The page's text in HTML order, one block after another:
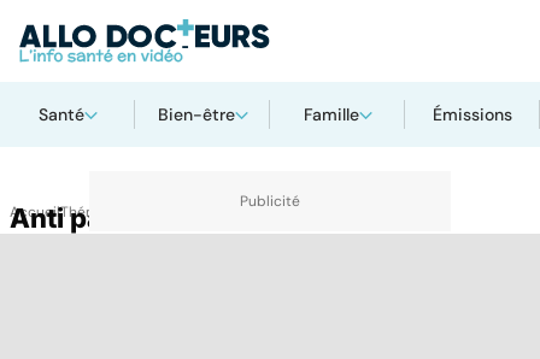
Santé Bien-être Famille Émissions
AccueilThématiques
Anti parasites